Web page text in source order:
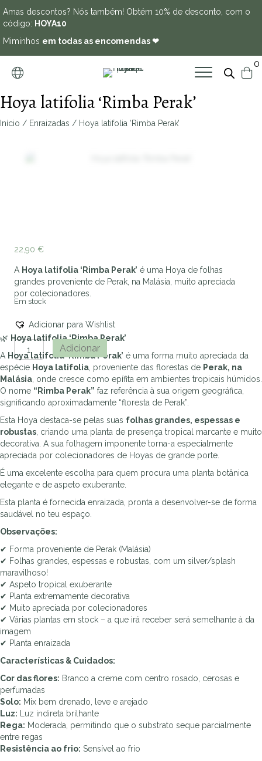
Amas descontos? Nós também! Obtém 10% de desconto, com o
código: HOYA10
Miminhos em todas as encomendas ❤
0
Hoya latifolia ‘Rimba Perak’
Início / Enraizadas / Hoya latifolia ‘Rimba Perak’
22,90 €
A Hoya latifolia ‘Rimba Perak’ é uma Hoya de folhas
grandes proveniente de Perak, na Malásia, muito apreciada
por colecionadores.
Em stock
Adicionar para Wishlist
Quantidade
de
Hoya
latifolia
'Rimba
Perak'
Adicionar
🌿 Hoya latifolia ‘Rimba Perak’
A Hoya latifolia ‘Rimba Perak’ é uma forma muito apreciada da
espécie Hoya latifolia, proveniente das florestas de Perak, na
Malásia, onde cresce como epífita em ambientes tropicais húmidos.
O nome “Rimba Perak” faz referência à sua origem geográfica,
significando aproximadamente “floresta de Perak”.
Esta Hoya destaca-se pelas suas folhas grandes, espessas e
robustas, criando uma planta de presença tropical marcante e muito
decorativa. A sua folhagem imponente torna-a especialmente
apreciada por colecionadores de Hoyas de grande porte.
É uma excelente escolha para quem procura uma planta botânica
elegante e de aspeto exuberante.
Esta planta é fornecida enraizada, pronta a desenvolver-se de forma
saudável no teu espaço.
Observações:
✔ Forma proveniente de Perak (Malásia)
✔ Folhas grandes, espessas e robustas, com um silver/splash
maravilhoso!
✔ Aspeto tropical exuberante
✔ Planta extremamente decorativa
✔ Muito apreciada por colecionadores
✔ Várias plantas em stock – a que irá receber será semelhante à da
imagem
✔ Planta enraizada
Características & Cuidados:
Cor das flores: Branco a creme com centro rosado, cerosas e
perfumadas
Solo: Mix bem drenado, leve e arejado
Luz: Luz indireta brilhante
Rega: Moderada, permitindo que o substrato seque parcialmente
entre regas
Resistência ao frio: Sensível ao frio